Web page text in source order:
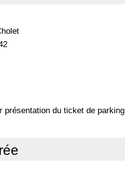
présentation du ticket de parking